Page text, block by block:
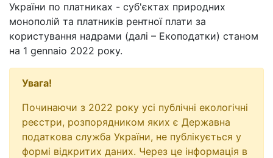
України по платниках - суб'єктах природних
монополій та платників рентної плати за
користування надрами (далі – Екоподатки) станом
на 1 gennaio 2022 року.
Увага!
Починаючи з 2022 року усі публічні екологічні
реєстри, розпорядником яких є Державна
податкова служба України, не публікується у
формі відкритих даних. Через це інформація в